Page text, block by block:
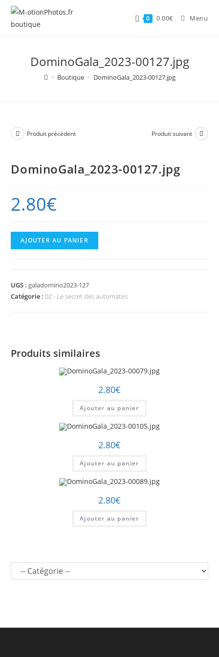
Skip
content
0 0.00€ Menu
DominoGala_2023-00127.jpg
> Boutique > DominoGala_2023-00127.jpg
Produit précédent Produit suivant
DominoGala_2023-00127.jpg
2.80€
quantité
de
AJOUTER AU PANIER
UGS : galadomino2023-127
Catégorie :02 - Le secret des automates
Produits similaires
2.80€
Ajouter au panier
2.80€
Ajouter au panier
2.80€
Ajouter au panier